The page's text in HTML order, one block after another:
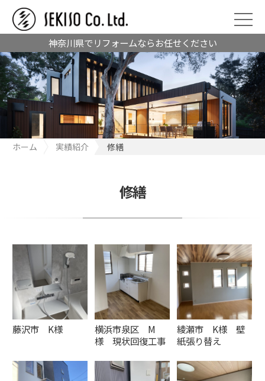
神奈川県でリフォームならお任せください
ホーム 実績紹介 修繕
修繕
藤沢市 K様
横浜市泉区 M
様 現状回復工事
綾瀬市 K様 壁
紙張り替え